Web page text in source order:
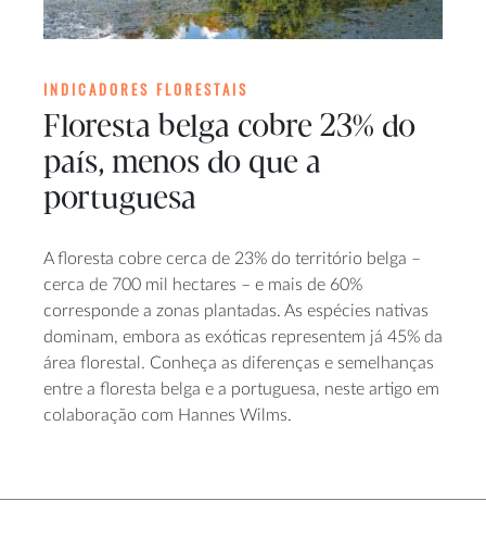
INDICADORES FLORESTAIS
Floresta belga cobre 23% do
país, menos do que a
portuguesa
A floresta cobre cerca de 23% do território belga –
cerca de 700 mil hectares – e mais de 60%
corresponde a zonas plantadas. As espécies nativas
dominam, embora as exóticas representem já 45% da
área florestal. Conheça as diferenças e semelhanças
entre a floresta belga e a portuguesa, neste artigo em
colaboração com Hannes Wilms.